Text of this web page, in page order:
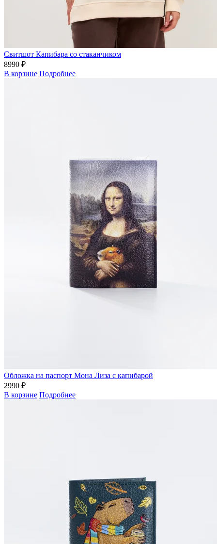
Свитшот Капибара со стаканчиком
8990 ₽
В корзине Подробнее
Обложка на паспорт Мона Лиза с капибарой
2990 ₽
В корзине Подробнее